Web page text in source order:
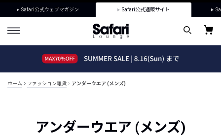
Safari公式ウェブマガジン Safari公式通販サイト
ホーム ファッション雑貨 アンダーウエア (メンズ)
アンダーウエア (メンズ)